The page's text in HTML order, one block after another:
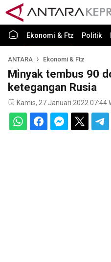
Ekonomi & Ftz Politik
ANTARA Ekonomi & Ftz
Minyak tembus 90
ketegangan Rusia
Kamis, 27 Januari 2022 07:44